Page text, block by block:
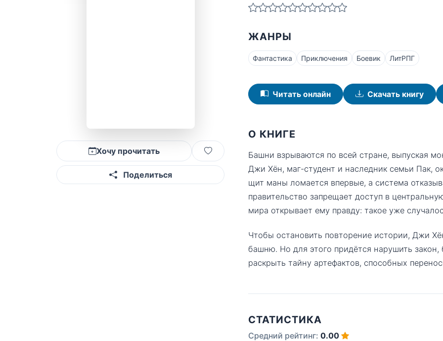
Хочу прочитать
Поделиться
ЖАНРЫ
Фантастика Приключения Боевик ЛитРПГ
Читать онлайн Скачать книгу
О КНИГЕ
Башни взрываются по всей стране, выпуская
Джи Хён, маг-студент и наследник семьи Пак,
щит маны ломается впервые, а система
правительство запрещает доступ в
мира открывает ему правду: такое уже
Чтобы остановить повторение истории, Джи
башню. Но для этого придётся нарушить
раскрыть тайну артефактов, способных
СТАТИСТИКА
Средний рейтинг: 0.00